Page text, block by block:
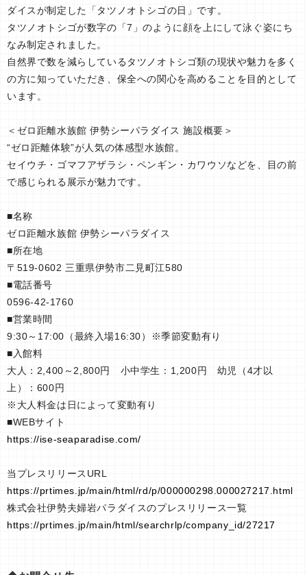
ダイスが制定した「タツノオトシゴの日」です。
タツノオトシゴが数字の「7」のように顔を上にして泳ぐ姿にち
なみ制定されました。
自然界で数を減らしているタツノオトシゴ類の現状や魅力を多く
の方に知っていただき、保全への関心を高めることを目的として
います。
＜ゼロ距離水族館 伊勢シーパラダイス 施設概要＞
“ゼロ距離体験”が人気の体感型水族館。
セイウチ・ゴマフアザラシ・ペンギン・カワウソなどを、目の前
で感じられる展示が魅力です。
■名称
ゼロ距離水族館 伊勢シーパラダイス
■所在地
〒519-0602 三重県伊勢市二見町江580
■電話番号
0596-42-1760
■営業時間
9:30～17:00（最終入場16:30）※季節変動有り
■入館料
大人：2,400～2,800円 小中学生：1,200円 幼児（4才以
上）：600円
※大人料金は日によって変動有り
■WEBサイト
https://ise-seaparadise.com/
当プレスリリースURL
https://prtimes.jp/main/html/rd/p/000000298.000027217.html
株式会社伊勢夫婦岩パラダイスのプレスリリース⼀覧
https://prtimes.jp/main/html/searchrlp/company_id/27217